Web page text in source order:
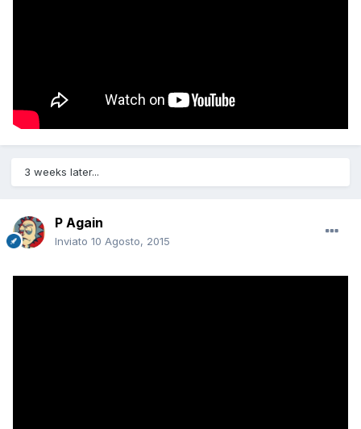
3 weeks later...
P Again
Inviato 10 Agosto, 2015